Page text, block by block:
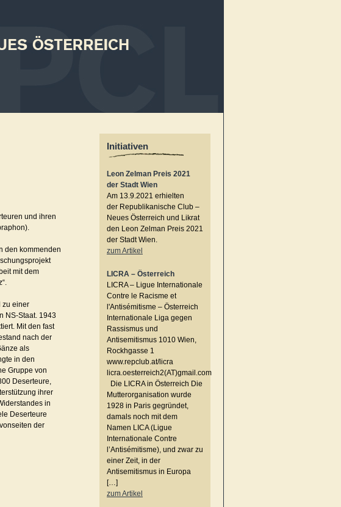
und ihren
den kommenden
mit dem
zu einer
NS-Staat. 1943
Mit den fast
nach der
als
in den
Gruppe von
Deserteure,
ihrer
in
Deserteure
der
Initiativen
Leon Zelman Preis 2021
der Stadt Wien
Am 13.9.2021 erhielten
der Republikanische Club –
Neues Österreich und Likrat
den Leon Zelman Preis 2021
der Stadt Wien.
zum Artikel
LICRA – Österreich
LICRA – Ligue Internationale
Contre le Racisme et
l'Antisémitisme – Österreich
Internationale Liga gegen
Rassismus und
Antisemitismus 1010 Wien,
Rockhgasse 1
www.repclub.at/licra
licra.oesterreich2(AT)gmail.com
Die LICRA in Österreich Die
Mutterorganisation wurde
1928 in Paris gegründet,
damals noch mit dem
Namen LICA (Ligue
Internationale Contre
l’Antisémitisme), und zwar zu
einer Zeit, in der
Antisemitismus in Europa
[…]
zum Artikel